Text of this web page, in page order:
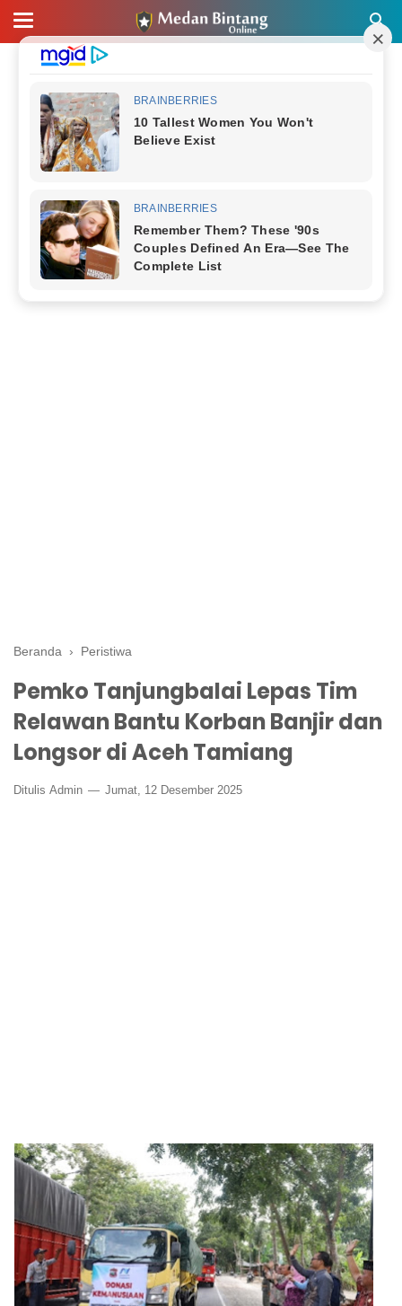
Beranda › Peristiwa
Pemko Tanjungbalai Lepas Tim
Relawan Bantu Korban Banjir dan
Longsor di Aceh Tamiang
Ditulis Admin Jumat, 12 Desember 2025